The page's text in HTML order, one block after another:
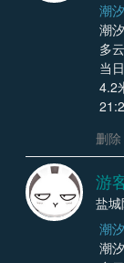
潮
潮
多
当
4.2
删除
游
盐
潮
潮